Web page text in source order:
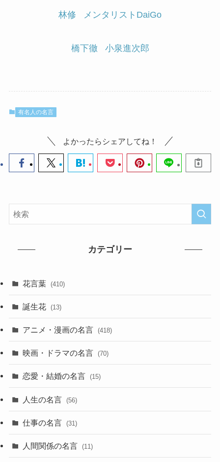
林修 メンタリストDaiGo
橋下徹 小泉進次郎
有名人の名言
よかったらシェアしてね！
カテゴリー
花言葉 (410)
誕生花 (13)
アニメ・漫画の名言 (418)
映画・ドラマの名言 (70)
恋愛・結婚の名言 (15)
人生の名言 (56)
仕事の名言 (31)
人間関係の名言 (11)